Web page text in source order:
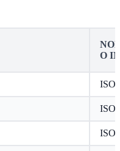
O
ISO
ISO
ISO